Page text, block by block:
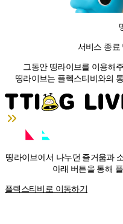
서비스 종료
그동안 띵라이브를 이용해
띵라이브는 플렉스티비와의
띵라이브에서 나누던 즐거움과
아래 버튼을 통해
플렉스티비로 이동하기